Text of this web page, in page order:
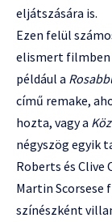
eljátszására is.
Ezen felül
elismert filmben
például a
című remake,
hozta, vagy a
négyszög egyik
Roberts és Clive
Martin Scorsese
színészként